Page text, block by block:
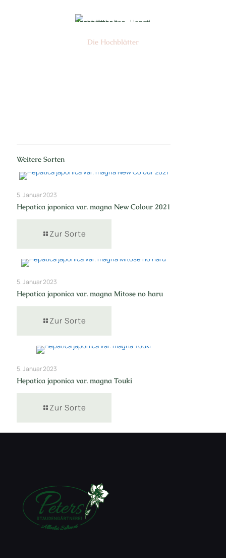
Die Hochblätter
Weitere Sorten
5. Januar 2023
Hepatica japonica var. magna New Colour 2021
Zur Sorte
5. Januar 2023
Hepatica japonica var. magna Mitose no haru
Zur Sorte
5. Januar 2023
Hepatica japonica var. magna Touki
Zur Sorte